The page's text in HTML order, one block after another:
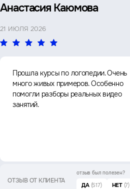
Анастасия Каюмова
21 ИЮЛЯ 2026
Прошла курсы по логопедии. Очень
много живых примеров. Особенно
помогли разборы реальных видео
занятий.
ОТЗЫВ ОТ КЛИЕНТА
отзыв был полезен?
ДА (517) НЕТ (7)